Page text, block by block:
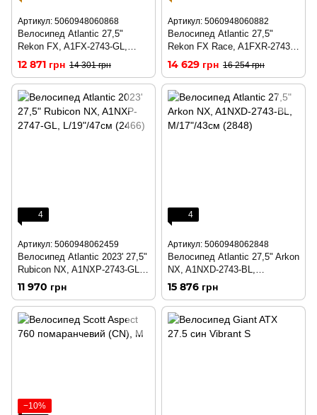
Артикул: 5060948060868
Велосипед Atlantic 27,5"
Rekon FX, A1FX-2743-GL,
M/17"/43см (0868)
12 871 грн 14 301 грн
Артикул: 5060948060882
Велосипед Atlantic 27,5"
Rekon FX Race, A1FXR-2743-
RB, M/17"/43см (0882)
14 629 грн 16 254 грн
4
Артикул: 5060948062459
Велосипед Atlantic 2023' 27,5"
Rubicon NX, A1NXP-2743-GL,
M/17"/43см (2459)
11 970 грн
4
Артикул: 5060948062848
Велосипед Atlantic 27,5" Arkon
NX, A1NXD-2743-BL,
M/17"/43см (2848)
15 876 грн
−10%